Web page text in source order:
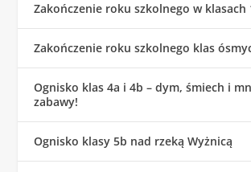
Zakończenie roku szkolnego w klasach
Zakończenie roku szkolnego klas
Ognisko klas 4a i 4b – dym, śmiech i
zabawy!
Ognisko klasy 5b nad rzeką Wyżnicą